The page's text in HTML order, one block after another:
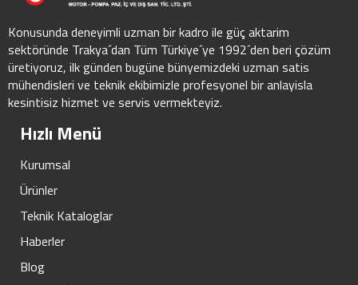
Konusunda deneyimli uzman bir kadro ile güç aktarim
sektöründe Trakya´dan Tüm Türkiye´ye 1992´den beri çözüm
üretiyoruz, ilk günden bugüne bünyemizdeki uzman satis
mühendisleri ve teknik ekibimizle profesyonel bir anlayisla
kesintisiz hizmet ve servis vermekteyiz.
Hızlı Menü
Kurumsal
Ürünler
Teknik Kataloglar
Haberler
Blog